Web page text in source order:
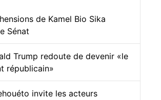
de Kamel Bio Sika
Sénat
Trump redoute de devenir «le
républicain»
invite les acteurs